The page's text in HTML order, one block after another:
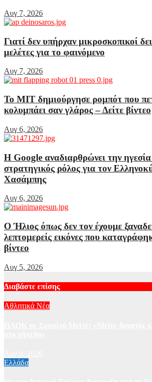
Αυγ 7, 2026
Γιατί δεν υπήρχαν μικροσκοπικοί
μελέτες για το φαινόμενο
Αυγ 7, 2026
Το MIT δημιούργησε ρομπότ που
κολυμπάει σαν γλάρος – Δείτε βίντεο
Αυγ 6, 2026
Η Google αναδιαρθρώνει την
στρατηγικός ρόλος για τον
Χασάμπης
Αυγ 6, 2026
Ο Ήλιος όπως δεν τον έχουμε
λεπτομερείς εικόνες που
βίντεο
Αυγ 5, 2026
Διαβάστε επίσης
Αθλητικά Νέα
Ελλάδα